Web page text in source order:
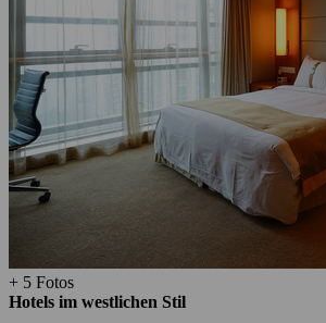
+ 5 Fotos
Hotels im westlichen Stil